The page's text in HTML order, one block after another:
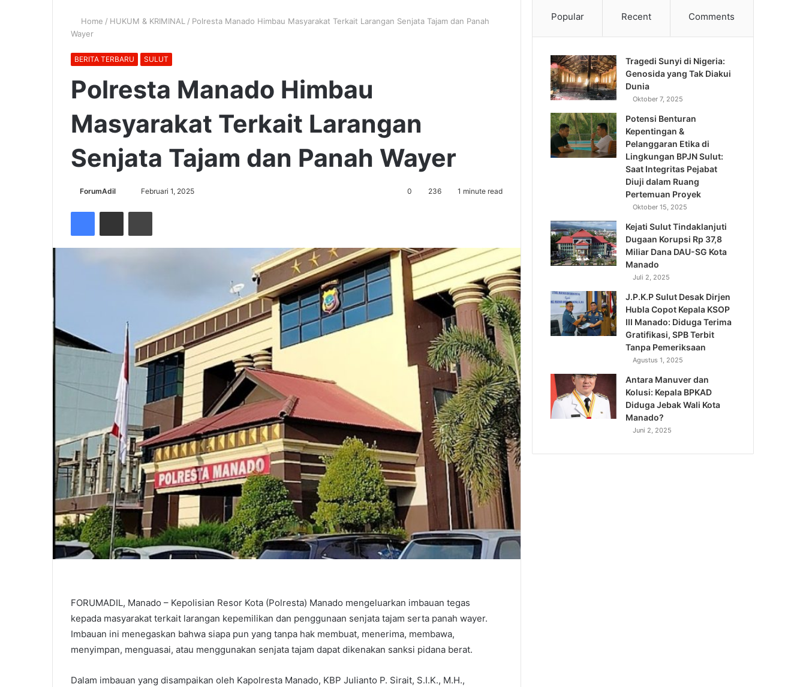
Home / HUKUM & KRIMINAL / Polresta Manado Himbau Masyarakat Terkait Larangan Senjata Tajam dan Panah
Wayer
BERITA TERBARU SULUT
Polresta Manado Himbau
Masyarakat Terkait Larangan
Senjata Tajam dan Panah Wayer
ForumAdil Februari 1, 2025 0 236 1 minute read
FacebookShare via Email Cetak
FORUMADIL, Manado – Kepolisian Resor Kota (Polresta) Manado mengeluarkan imbauan tegas
kepada masyarakat terkait larangan kepemilikan dan penggunaan senjata tajam serta panah wayer.
Imbauan ini menegaskan bahwa siapa pun yang tanpa hak membuat, menerima, membawa,
menyimpan, menguasai, atau menggunakan senjata tajam dapat dikenakan sanksi pidana berat.
Dalam imbauan yang disampaikan oleh Kapolresta Manado, KBP Julianto P. Sirait, S.I.K., M.H.,
Popular Recent Comments
Tragedi Sunyi di Nigeria:
Genosida yang Tak Diakui
Dunia
Oktober 7, 2025
Potensi Benturan
Kepentingan &
Pelanggaran Etika di
Lingkungan BPJN Sulut:
Saat Integritas Pejabat
Diuji dalam Ruang
Pertemuan Proyek
Oktober 15, 2025
Kejati Sulut Tindaklanjuti
Dugaan Korupsi Rp 37,8
Miliar Dana DAU-SG Kota
Manado
Juli 2, 2025
J.P.K.P Sulut Desak Dirjen
Hubla Copot Kepala KSOP
III Manado: Diduga Terima
Gratifikasi, SPB Terbit
Tanpa Pemeriksaan
Agustus 1, 2025
Antara Manuver dan
Kolusi: Kepala BPKAD
Diduga Jebak Wali Kota
Manado?
Juni 2, 2025